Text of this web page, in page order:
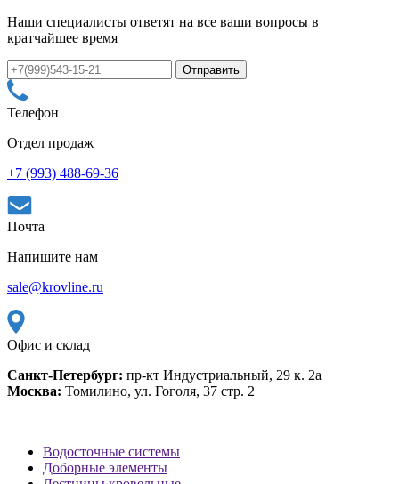
Наши специалисты ответят на все ваши вопросы в
кратчайшее время
Телефон
Отдел продаж
+7 (993) 488-69-36
Почта
Напишите нам
sale@krovline.ru
Офис и склад
Санкт-Петербург: пр-кт Индустриальный, 29 к. 2а
Москва: Томилино, ул. Гоголя, 37 стр. 2
Водосточные системы
Доборные элементы